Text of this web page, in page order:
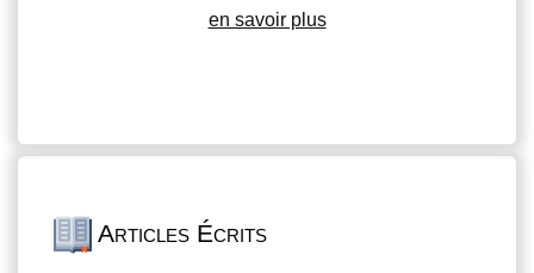
en savoir plus
Articles Écrits